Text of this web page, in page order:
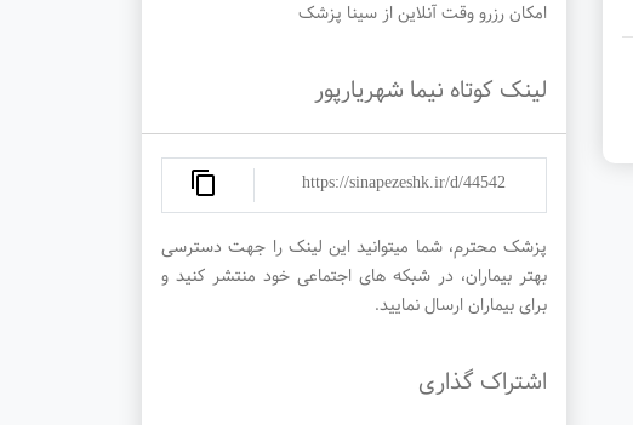
امکان رزرو وقت آنلاین از سینا پزشک
لینک کوتاه نیما شهریارپور
https://sinapezeshk.ir/d/44542
پزشک محترم، شما میتوانید این لینک را جهت دسترسی
بهتر بیماران، در شبکه های اجتماعی خود منتشر کنید و
برای بیماران ارسال نمایید.
اشتراک گذاری